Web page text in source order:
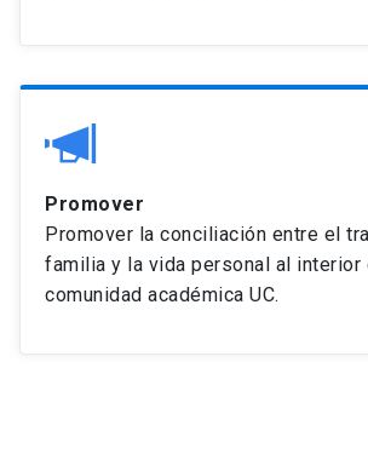
Promover
Promover la conciliación entre el
familia y la vida personal al interior
comunidad académica UC.